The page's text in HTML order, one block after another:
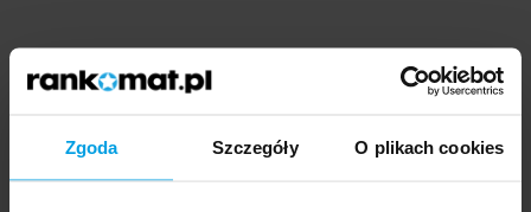
Zgoda Szczegóły O plikach cookies
02. Online przez stronę banku